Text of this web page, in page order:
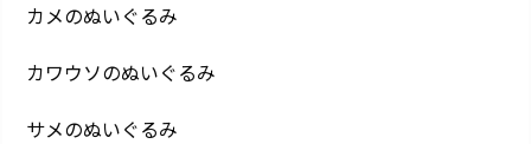
カメのぬいぐるみ
カワウソのぬいぐるみ
サメのぬいぐるみ